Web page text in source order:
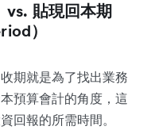
vs. 貼現回本期
）
期就是為了找出業務
預算會計的角度，這
回報的所需時間。